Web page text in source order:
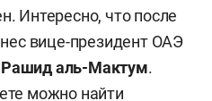
Интересно, что после
вице-президент ОАЭ
аль-Мактум.
можно найти